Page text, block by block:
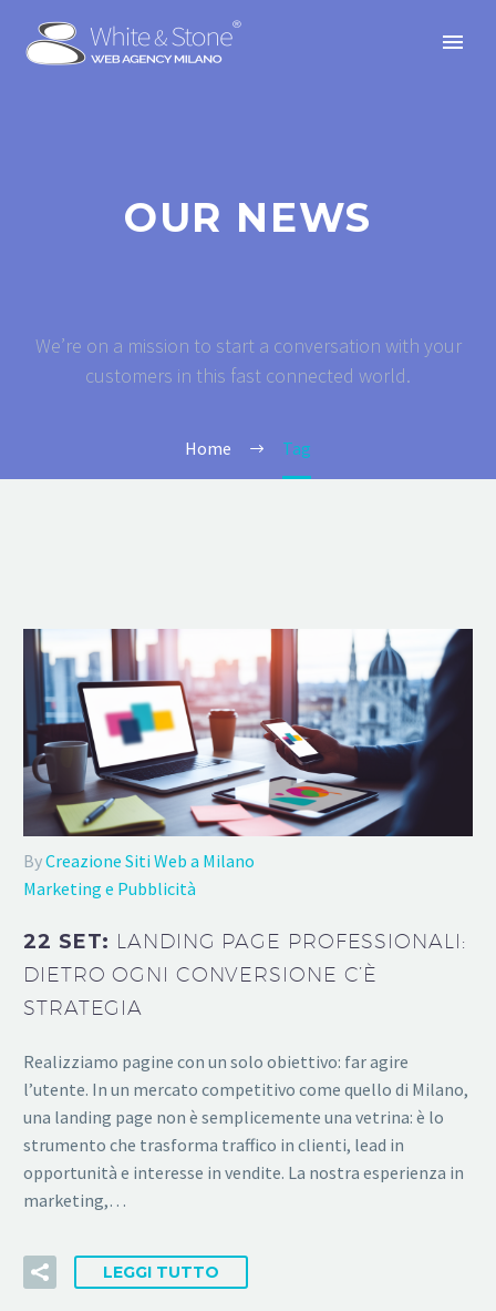
OUR NEWS
We’re on a mission to start a conversation with your
customers in this fast connected world.
Home Tag
ByCreazione Siti Web a Milano
Marketing e Pubblicità
22 SET: LANDING PAGE PROFESSIONALI:
DIETRO OGNI CONVERSIONE C’È
STRATEGIA
Realizziamo pagine con un solo obiettivo: far agire
l’utente. In un mercato competitivo come quello di Milano,
una landing page non è semplicemente una vetrina: è lo
strumento che trasforma traffico in clienti, lead in
opportunità e interesse in vendite. La nostra esperienza in
marketing,…
LEGGI TUTTO